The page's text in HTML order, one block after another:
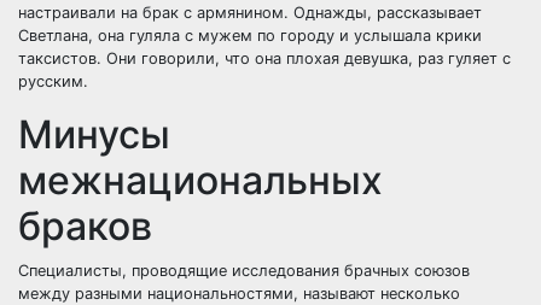
настраивали на брак с армянином. Однажды, рассказывает
Светлана, она гуляла с мужем по городу и услышала крики
таксистов. Они говорили, что она плохая девушка, раз гуляет с
русским.
Минусы
межнациональных
браков
Специалисты, проводящие исследования брачных союзов
между разными национальностями, называют несколько